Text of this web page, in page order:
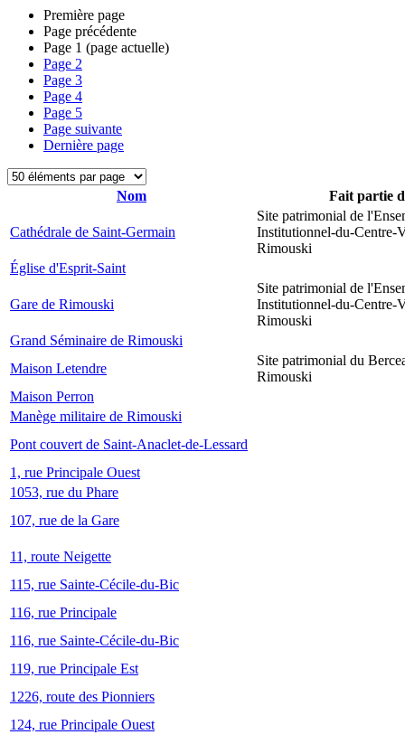
Première page
Page précédente
Page 1 (page actuelle)
Page 2
Page 3
Page 4
Page 5
Page suivante
Dernière page
Nom Fait partie
Cathédrale de Saint-Germain
Site patrimonial de
Institutionnel-du-Centre-
Rimouski
Église d'Esprit-Saint
Gare de Rimouski
Site patrimonial de
Institutionnel-du-Centre-
Rimouski
Grand Séminaire de Rimouski
Maison Letendre
Site patrimonial du
Rimouski
Maison Perron
Manège militaire de Rimouski
Pont couvert de Saint-Anaclet-de-Lessard
1, rue Principale Ouest
1053, rue du Phare
107, rue de la Gare
11, route Neigette
115, rue Sainte-Cécile-du-Bic
116, rue Principale
116, rue Sainte-Cécile-du-Bic
119, rue Principale Est
1226, route des Pionniers
124, rue Principale Ouest